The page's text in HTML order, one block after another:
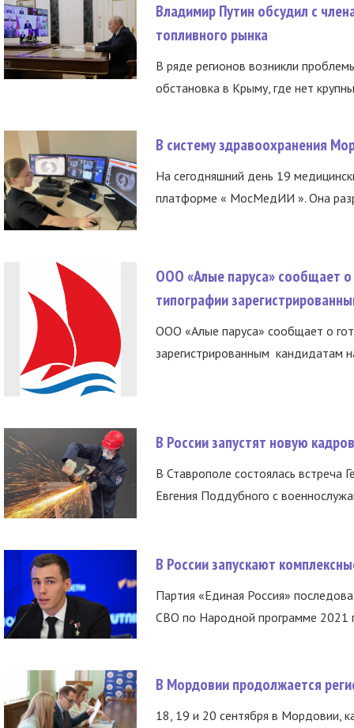
Владимир Путин обсудил с
топливного рынка
В ряде регионов возникли
обстановка в Крыму, где нет
В систему здравоохранения
На сегодняшний день 19
платформе « МосМедИИ ». Она
ООО «Алые паруса» сообщает о
типографии
ООО «Алые паруса» сообщает о
зарегистрированным кандидатам
В России запустят новую
В Ставрополе состоялась встреча
Евгения Поддубного с
В России запускают
Партия «Единая Россия»
СВО по Народной программе 2021
В Мордовии продолжается
18, 19 и 20 сентября в Мордовии,